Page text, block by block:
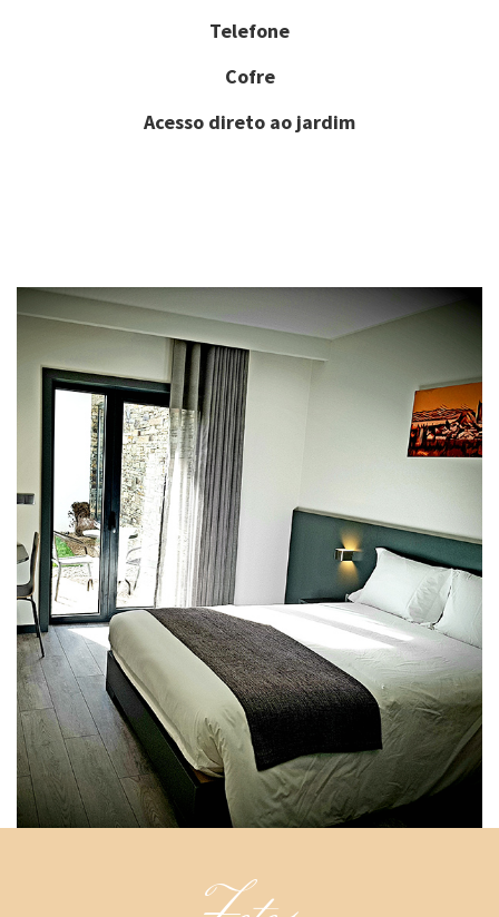
Telefone
Cofre
Acesso direto ao jardim